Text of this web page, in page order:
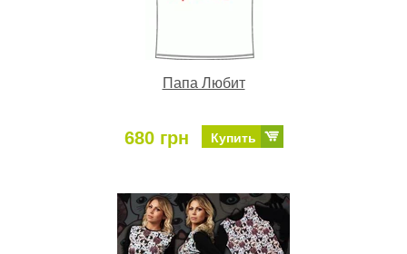
Папа Любит
680 грн Купить